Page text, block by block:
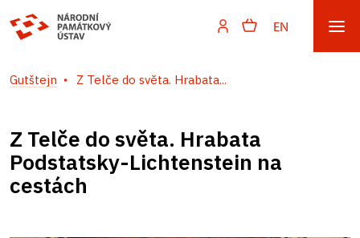
EN
Gutštejn Z Telče do světa. Hrabata...
Z Telče do světa. Hrabata
Podstatsky-Lichtenstein na
cestách